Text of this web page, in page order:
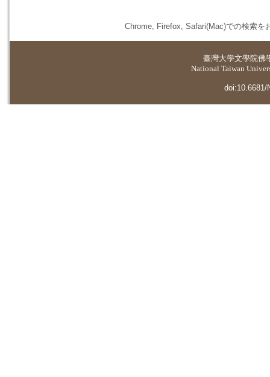
Chrome, Firefox, Safari(Mac)での検索を
臺灣大學文學院佛
National Taiwan
doi:10.6681/